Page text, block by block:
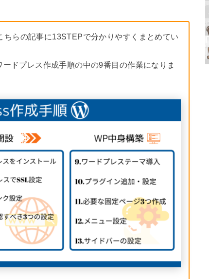
らの記事に13STEPで分かりやすくまとめてい
ドプレス作成手順の中の9番目の作業になりま